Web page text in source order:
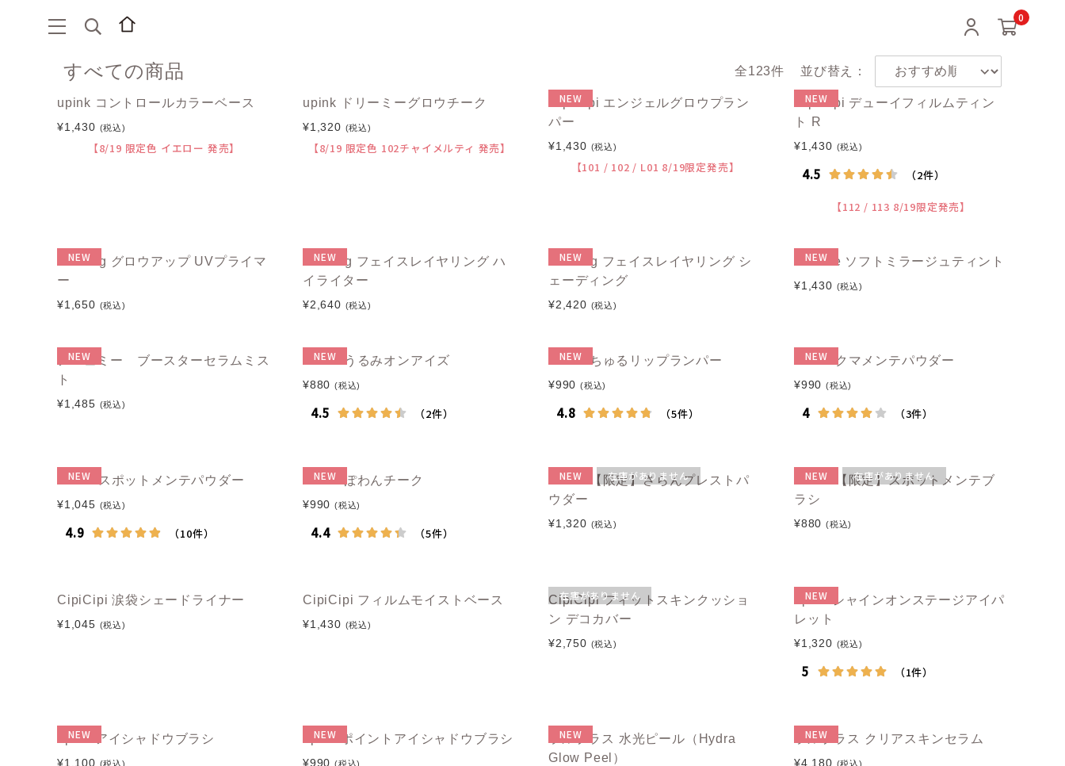
0
すべての商品 全123件 並び替え：
upink コントロールカラーベース
¥1,430 (税込)
【8/19 限定色 イエロー 発売】
upink ドリーミーグロウチーク
¥1,320 (税込)
【8/19 限定色 102チャイメルティ 発売】
NEW
CipiCipi エンジェルグロウプラン
パー
¥1,430 (税込)
【101 / 102 / L01 8/19限定発売】
NEW
CipiCipi デューイフィルムティン
ト R
¥1,430 (税込)
【112 / 113 8/19限定発売】
NEW
RRRing グロウアップ UVプライマ
ー
¥1,650 (税込)
NEW
RRRing フェイスレイヤリング ハ
イライター
¥2,640 (税込)
NEW
RRRing フェイスレイヤリング シ
ェーディング
¥2,420 (税込)
NEW
Luarine ソフトミラージュティント
¥1,430 (税込)
NEW
アニュミー ブースターセラムミス
ト
¥1,485 (税込)
NEW
muice うるみオンアイズ
¥880 (税込)
NEW
muice ちゅるリップランパー
¥990 (税込)
NEW
muice クマメンテパウダー
¥990 (税込)
NEW
muice スポットメンテパウダー
¥1,045 (税込)
NEW
muice ぽわんチーク
¥990 (税込)
NEW 在庫がありません
muice 【限定】さらんプレストパ
ウダー
¥1,320 (税込)
NEW 在庫がありません
muice 【限定】スポットメンテブ
ラシ
¥880 (税込)
CipiCipi 涙袋シェードライナー
¥1,045 (税込)
CipiCipi フィルムモイストベース
¥1,430 (税込)
在庫がありません
CipiCipi フィットスキンクッショ
ン デコカバー
¥2,750 (税込)
NEW
upink シャインオンステージアイパ
レット
¥1,320 (税込)
NEW
upink アイシャドウブラシ
¥1,100 (税込)
NEW
upink ポイントアイシャドウブラシ
¥990 (税込)
NEW
ラルプラス 水光ピール（Hydra
Glow Peel）
NEW
ラルプラス クリアスキンセラム
¥4,180 (税込)